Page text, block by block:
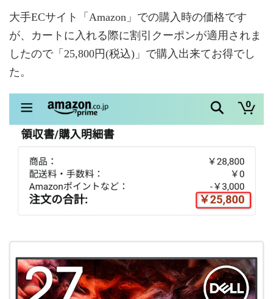
大手ECサイト「Amazon」での購入時の価格です
が、カートに入れる際に割引クーポンが適用されま
したので「25,800円(税込)」で購入出来てお得でし
た。